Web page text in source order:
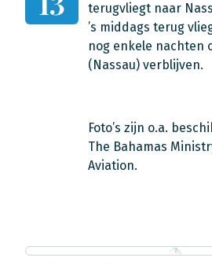
terugvliegt naar
’s middags terug
nog enkele nachten
(Nassau) verblijven.
Foto’s zijn o.a.
The Bahamas
Aviation.